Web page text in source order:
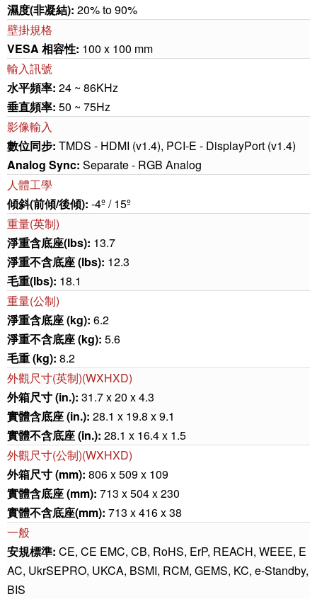
濕度(非凝結): 20% to 90%
壁掛規格
VESA 相容性: 100 x 100 mm
輸入訊號
水平頻率: 24 ~ 86KHz
垂直頻率: 50 ~ 75Hz
影像輸入
數位同步: TMDS - HDMI (v1.4), PCI-E - DisplayPort (v1.4)
Analog Sync: Separate - RGB Analog
人體工學
傾斜(前傾/後傾): -4º / 15º
重量(英制)
淨重含底座(lbs): 13.7
淨重不含底座 (lbs): 12.3
毛重(lbs): 18.1
重量(公制)
淨重含底座 (kg): 6.2
淨重不含底座 (kg): 5.6
毛重 (kg): 8.2
外觀尺寸(英制)(WXHXD)
外箱尺寸 (in.): 31.7 x 20 x 4.3
實體含底座 (in.): 28.1 x 19.8 x 9.1
實體不含底座 (in.): 28.1 x 16.4 x 1.5
外觀尺寸(公制)(WXHXD)
外箱尺寸 (mm): 806 x 509 x 109
實體含底座 (mm): 713 x 504 x 230
實體不含底座(mm): 713 x 416 x 38
一般
安規標準: CE, CE EMC, CB, RoHS, ErP, REACH, WEEE, E
AC, UkrSEPRO, UKCA, BSMI, RCM, GEMS, KC, e-Standby,
BIS